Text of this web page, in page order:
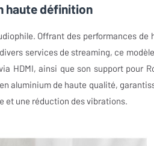
haute définition
Offrant des performances de
services de streaming, ce
HDMI, ainsi que son support pour
aluminium de haute qualité,
et une réduction des vibrations.